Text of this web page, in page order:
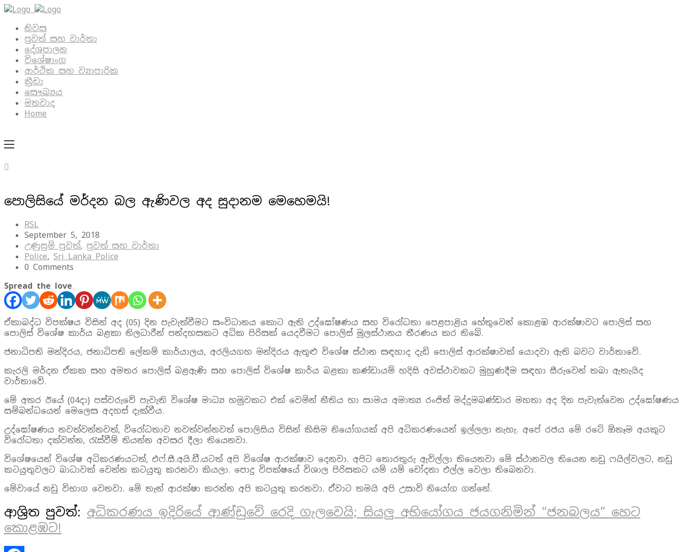
නිවස
පුවත් සහ වාර්තා
දේශපාලන
විශේෂාංග
ආර්ථික සහ ව්‍යාපාරික
ක්‍රීඩා
සෞඛ්‍යය
මතවාද
Home
පොලිසියේ මර්දන බල ඇණිවල අද සුදානම මෙහෙමයි!
RSL
September 5, 2018
උණුසුම් පුවත්, පුවත් සහ වාර්තා
Police, Sri Lanka Police
0 Comments
Spread the love
ඒකාබද්ධ විපක්ෂය විසින් අද (05) දින පැවැත්වීමට සංවිධානය කොට ඇති උද්ඝෝෂණය සහ විරෝධතා පෙළපාළිය හේතුවෙන් කොළඹ ආරක්ෂාවට පොලිස් සහ
පොලිස් විශේෂ කාර්ය බළකා නිලධාරීන් පන්දහසකට අධික පිරිසක් යෙදවීමට පොලිස් මූලස්ථානය තීරණය කර තිබේ.
ජනාධිපති මන්දිරය, ජනාධිපති ලේකම් කාර්යාලය, අරලියගහ මන්දිරය ඇතුළු විශේෂ ස්ථාන සඳහාද දැඩි පොලිස් ආරක්ෂාවක් යොදවා ඇති බවට වාර්තාවේ.
කැරලි මර්දන ඒකක සහ අමතර පොලිස් බළඇණි සහ පොලිස් විශේෂ කාර්ය බළකා කණ්ඩායම් හදිසි අවස්ථාවකට මුහුණදීම සඳහා සීරුවෙන් තබා ඇතැයිද
වාර්තාවේ.
මේ අතර ඊයේ (04දා) පස්වරුවේ පැවැති විශේෂ මාධ්‍ය හමුවකට එක් වෙමින් නීතිය හා සාමය අමාත්‍ය රංජිත් මද්දුමබණ්ඩාර මහතා අද දින පැවැත්වෙන උද්ඝෝෂණය
සම්බන්ධයෙන් මෙලෙස අදහස් දැක්වීය.
උද්ඝෝෂණය නවත්වන්නවත්, විරෝධතාව නවත්වන්නවත් පොලිසිය විසින් කිසිම නියෝගයක් අපි අධිකරණයෙන් ඉල්ලලා නැහැ. අපේ රජය මේ රටේ ඕනෑම අයකුට
විරෝධතා දක්වන්න, රැස්වීම් තියන්න අවසර දීලා තියෙනවා.
විශේෂයෙන් විශේෂ අධිකරණයටත්, එෆ්.සී.අයි.ඩී.යටත් අපි විශේෂ ආරක්ෂාව දෙනවා. අපිට තොරතුරු ඇවිල්ලා තියෙනවා මේ ස්ථානවල තියෙන නඩු ෆයිල්වලට, නඩු
කටයුතුවලට බාධාවක් වෙන්න කටයුතු කරනවා කියලා. පොදු විපක්ෂයේ විශාල පිරිසකට යම් යම් චෝදනා එල්ල වෙලා තිබෙනවා.
මේවායේ නඩු විභාග වෙනවා. මේ තැන් ආරක්ෂා කරන්න අපි කටයුතු කරනවා. ඒවාට තමයි අපි උසාවි නියෝග ගන්නේ.
ආශ්‍රිත පුවත්: අධිකරණය ඉදිරියේ ආණ්ඩුවේ රෙදි ගැලවෙයි; සියලු අභියෝගය ජයගනිමින් “ජනබලය” හෙට
කොළඹට!